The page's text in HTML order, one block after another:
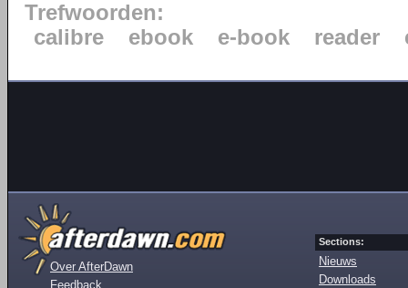
Trefwoorden:
calibre
ebook e-book reader
Over AfterDawn
Feedback
Sections:
Nieuws
Downloads